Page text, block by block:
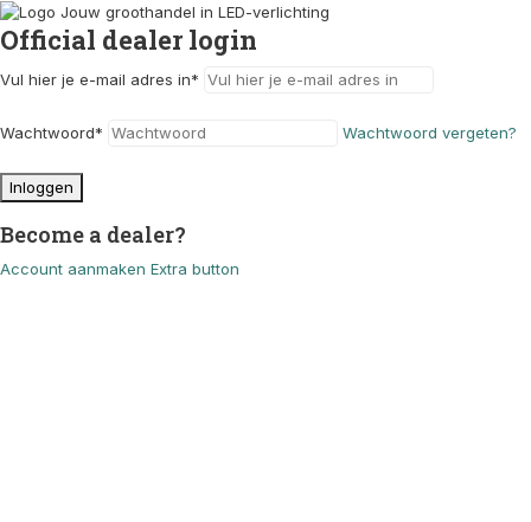
Official dealer login
Vul hier je e-mail adres in*
Wachtwoord* Wachtwoord vergeten?
Inloggen
Become a dealer?
Account aanmaken Extra button